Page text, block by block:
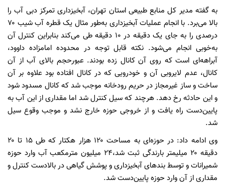
به گفته مدیر کل منابع طبیعی استان تهران، آبخیزداری تمرکز دبی آب را
بالا می‌برد. با انجام عملیات آبخیزداری به‌طور مثال یک قطره آب شیب ۷۰
درصدی را به جای یک دقیقه در ۱۰ دقیقه طی می‌کند بنابراین کنترل آن
به‌خوبی انجام می‌شود. نکته قابل توجه در محدوده امامزاده داوود،
آبراهه‌ای است که روی آن کانال زده بودند. عبورحجم بالای آب از آن
کانال، عدم لایروبی آن و خودرویی که در کانال افتاده بود علاوه بر آن
ساخت و ساز غیرمجاز در حریم رودخانه موجب شد که کانال مسدود شود
و این حادثه رخ دهد. هرچند که سیل کنترل شد اما مقداری از این آب به
پایین‌دست راه یافت و از خروجی حوزه خارج نشد و موجب وقوع سیل
شد.
وی ادامه داد: در حوزه‌ای به مساحت ۱۲۰ هزار هکتار که طی ۱۵ تا ۲۰
دقیقه ۲۰ میلیمتر بارندگی ثبت شد،۲۴ میلیون مترمکعب آب وارد حوزه
شمیرانات و توسط بندهای آبخیزداری و پوشش گیاهی در بالادست کنترل و
مقداری از آن وارد حوزه پایین‌دست شد.